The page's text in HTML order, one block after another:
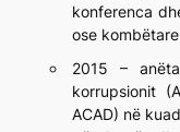
konferenca
ose
2015 –
korrupsionit
ACAD) në